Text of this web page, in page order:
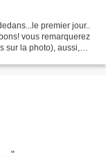
premier jour..
vous remarquerez
sur la photo), aussi,